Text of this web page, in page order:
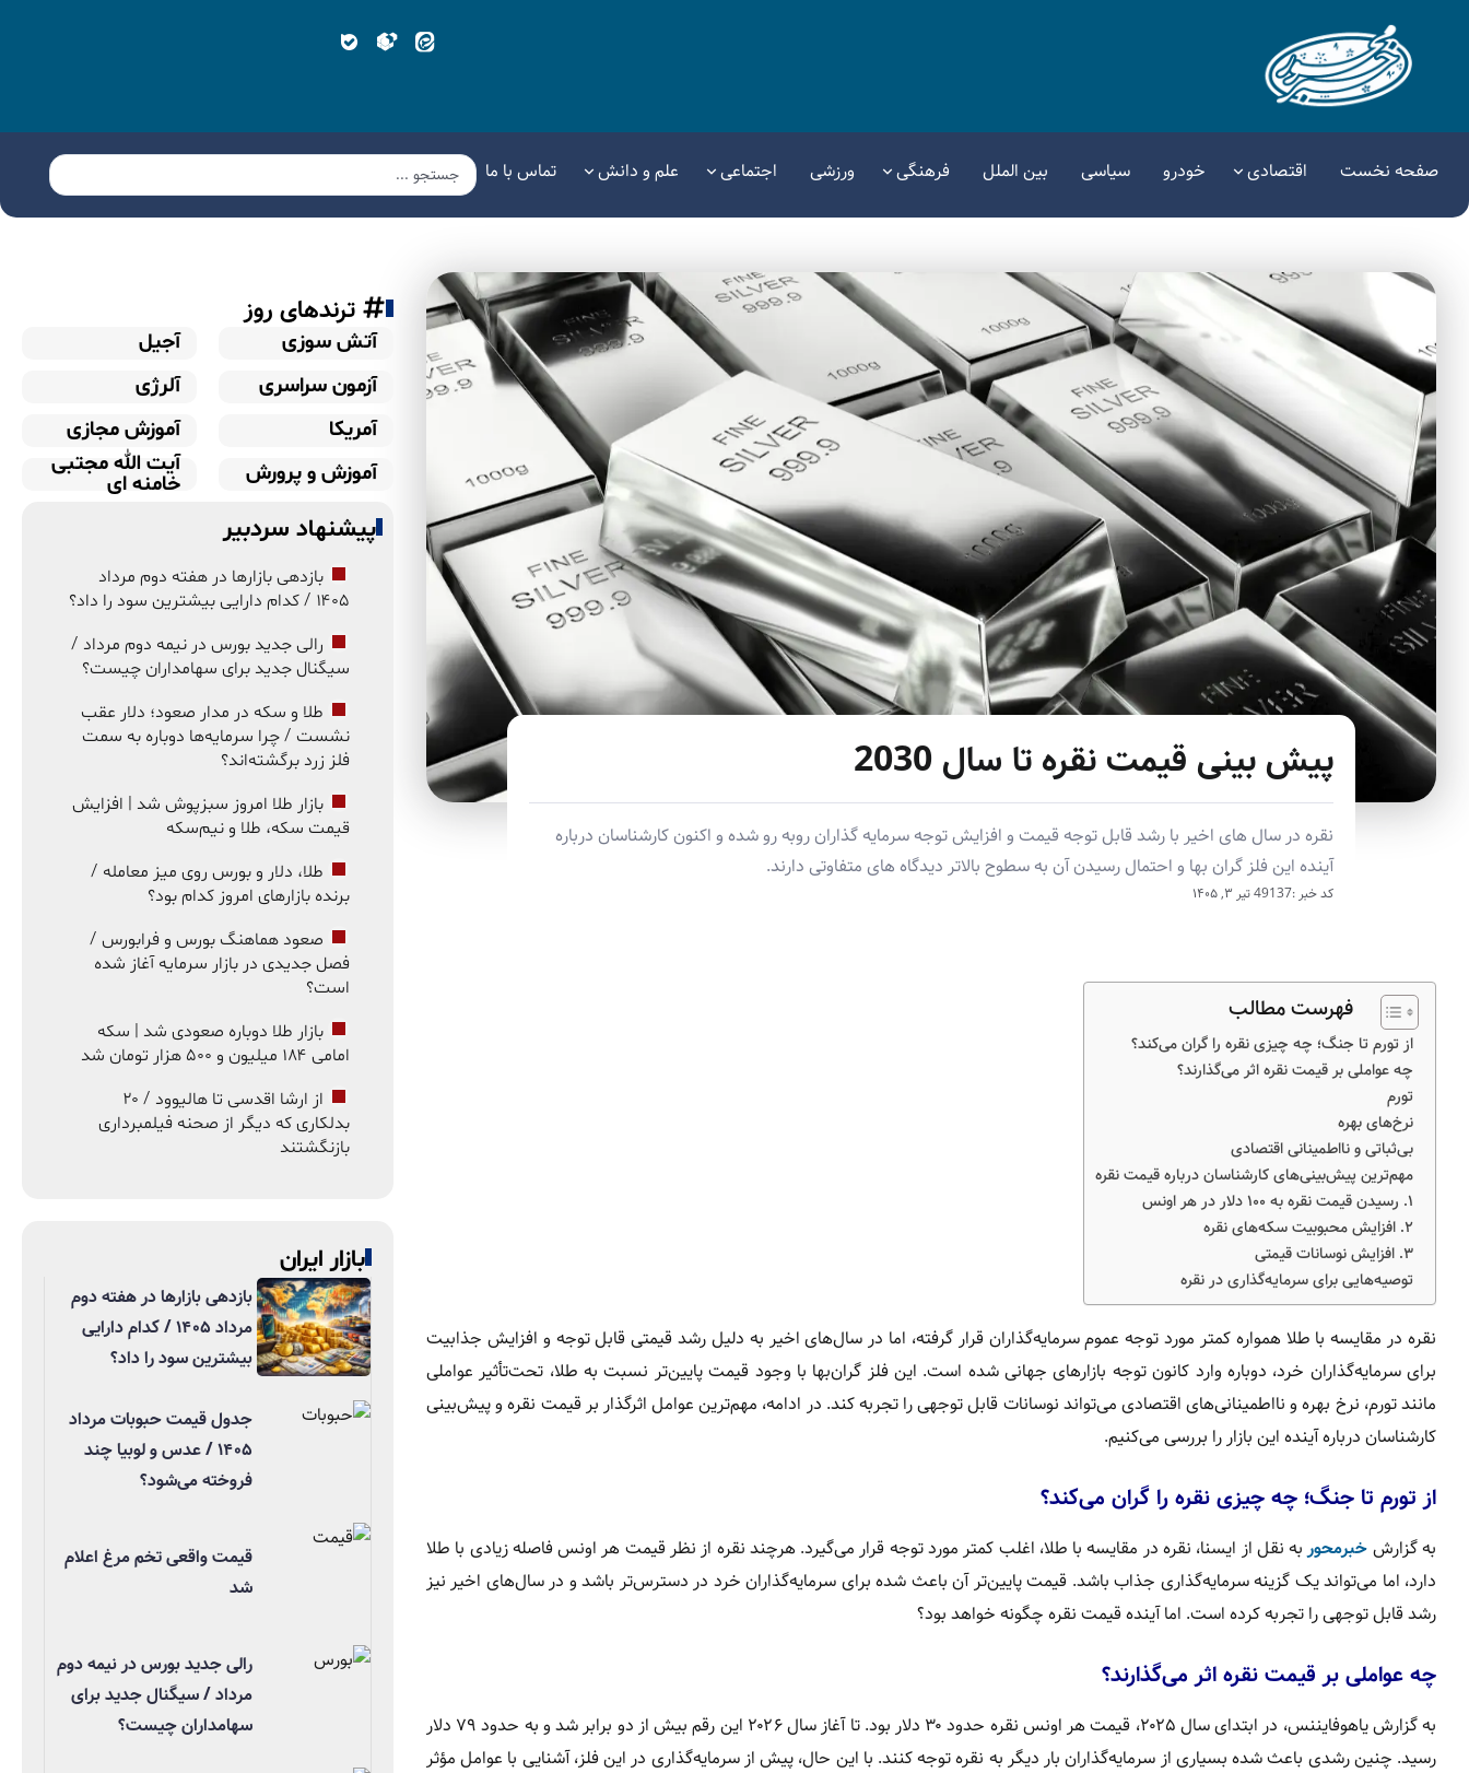
صفحه نخست اقتصادی خودرو سیاسی بین الملل فرهنگی ورزشی اجتماعی علم و دانش تماس با ما
پیش بینی قیمت نقره تا سال 2030
نقره در سال های اخیر با رشد قابل توجه قیمت و افزایش توجه سرمایه گذاران روبه رو شده و اکنون کارشناسان درباره
آینده این فلز گران بها و احتمال رسیدن آن به سطوح بالاتر دیدگاه های متفاوتی دارند.
کد خبر :49137 تیر ۳, ۱۴۰۵
فهرست مطالب
از تورم تا جنگ؛ چه چیزی نقره را گران می‌کند؟
چه عواملی بر قیمت نقره اثر می‌گذارند؟
تو‌رم
نرخ‌های بهره
بی‌ثباتی و نااطمینانی اقتصادی
مهم‌ترین پیش‌بینی‌های کارشناسان درباره قیمت نقره
۱. رسیدن قیمت نقره به ۱۰۰ دلار در هر اونس
۲. افزایش محبوبیت سکه‌های نقره
۳. افزایش نوسانات قیمتی
توصیه‌هایی برای سرمایه‌گذاری در نقره
نقره در مقایسه با طلا همواره کمتر مورد توجه عموم سرمایه‌گذاران قرار گرفته، اما در سال‌های اخیر به دلیل رشد قیمتی قابل توجه و افزایش جذابیت
برای سرمایه‌گذاران خرد، دوباره وارد کانون توجه بازارهای جهانی شده است. این فلز گران‌بها با وجود قیمت پایین‌تر نسبت به طلا، تحت‌تأثیر عواملی
مانند تورم، نرخ بهره و نااطمینانی‌های اقتصادی می‌تواند نوسانات قابل توجهی را تجربه کند. در ادامه، مهم‌ترین عوامل اثرگذار بر قیمت نقره و پیش‌بینی
کارشناسان درباره آینده این بازار را بررسی می‌کنیم.
از تورم تا جنگ؛ چه چیزی نقره را گران می‌کند؟
به گزارش خبرمحور به نقل از ایسنا، نقره در مقایسه با طلا، اغلب کمتر مورد توجه قرار می‌گیرد. هرچند نقره از نظر قیمت هر اونس فاصله زیادی با طلا
دارد، اما می‌تواند یک گزینه سرمایه‌گذاری جذاب باشد. قیمت پایین‌تر آن باعث شده برای سرمایه‌گذاران خرد در دسترس‌تر باشد و در سال‌های اخیر نیز
رشد قابل توجهی را تجربه کرده است. اما آینده قیمت نقره چگونه خواهد بود؟
چه عواملی بر قیمت نقره اثر می‌گذارند؟
به گزارش یاهوفایننس، در ابتدای سال ۲۰۲۵، قیمت هر اونس نقره حدود ۳۰ دلار بود. تا آغاز سال ۲۰۲۶ این رقم بیش از دو برابر شد و به حدود ۷۹ دلار
رسید. چنین رشدی باعث شده بسیاری از سرمایه‌گذاران بار دیگر به نقره توجه کنند. با این حال، پیش از سرمایه‌گذاری در این فلز، آشنایی با عوامل مؤثر
ترندهای روز
آتش سوزی
آجیل
آزمون سراسری
آلرژی
آمریکا
آموزش مجازی
آموزش و پرورش
آیت الله مجتبی
خامنه ای
پیشنهاد سردبیر
بازدهی بازارها در هفته دوم مرداد
۱۴۰۵ / کدام دارایی بیشترین سود را داد؟
رالی جدید بورس در نیمه دوم مرداد /
سیگنال جدید برای سهامداران چیست؟
طلا و سکه در مدار صعود؛ دلار عقب
نشست / چرا سرمایه‌ها دوباره به سمت
فلز زرد برگشته‌اند؟
بازار طلا امروز سبزپوش شد | افزایش
قیمت سکه، طلا و نیم‌سکه
طلا، دلار و بورس روی میز معامله /
برنده بازارهای امروز کدام بود؟
صعود هماهنگ بورس و فرابورس /
فصل جدیدی در بازار سرمایه آغاز شده
است؟
بازار طلا دوباره صعودی شد | سکه
امامی ۱۸۴ میلیون و ۵۰۰ هزار تومان شد
از ارشا اقدسی تا هالیوود / ۲۰
بدلکاری که دیگر از صحنه فیلمبرداری
بازنگشتند
بازار ایران
بازدهی بازارها در هفته دوم
مرداد ۱۴۰۵ / کدام دارایی
بیشترین سود را داد؟
جدول قیمت حبوبات مرداد
۱۴۰۵ / عدس و لوبیا چند
فروخته می‌شود؟
قیمت واقعی تخم مرغ اعلام
شد
رالی جدید بورس در نیمه دوم
مرداد / سیگنال جدید برای
سهامداران چیست؟